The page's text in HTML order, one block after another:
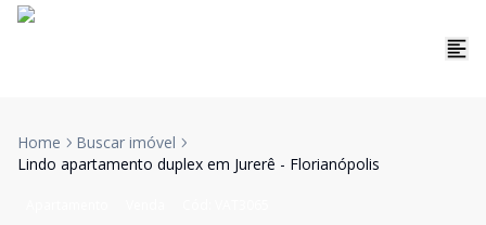
Home
Buscar imóvel
Lindo apartamento duplex em Jurerê - Florianópolis